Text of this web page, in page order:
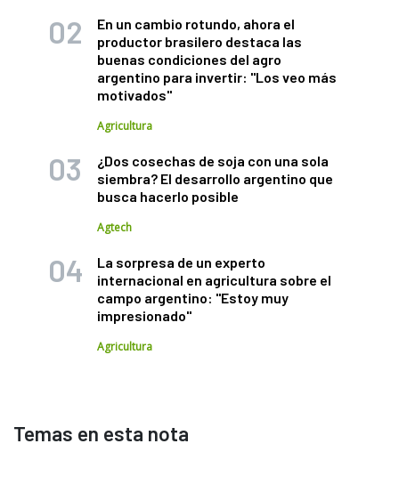
En un cambio rotundo, ahora el
productor brasilero destaca las
buenas condiciones del agro
argentino para invertir: "Los veo más
motivados"
Agricultura
¿Dos cosechas de soja con una sola
siembra? El desarrollo argentino que
busca hacerlo posible
Agtech
La sorpresa de un experto
internacional en agricultura sobre el
campo argentino: "Estoy muy
impresionado"
Agricultura
Temas en esta nota